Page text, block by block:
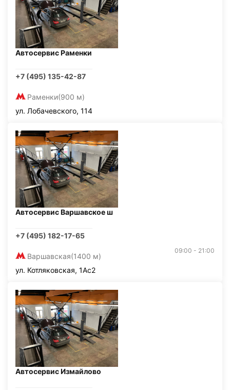
Автосервис Раменки
+7 (495) 135-42-87
Раменки(900 м)
ул. Лобачевского, 114
Автосервис Варшавское ш
+7 (495) 182-17-65
Варшавская(1400 м)
09:00 - 21:00
ул. Котляковская, 1Ас2
Автосервис Измайлово